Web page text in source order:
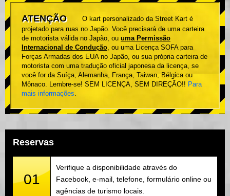
ATENÇÃO
O kart personalizado da Street Kart é
projetado para ruas no Japão. Você precisará de uma carteira
de motorista válida no Japão, ou uma Permissão
Internacional de Condução, ou uma Licença SOFA para
Forças Armadas dos EUA no Japão, ou sua própria carteira de
motorista com uma tradução oficial japonesa da licença, se
você for da Suíça, Alemanha, França, Taiwan, Bélgica ou
Mônaco. Lembre-se! SEM LICENÇA, SEM DIREÇÃO!! Para
mais informações.
Reservas
01
Verifique a disponibilidade através do
Facebook, e-mail, telefone, formulário online ou
agências de turismo locais.